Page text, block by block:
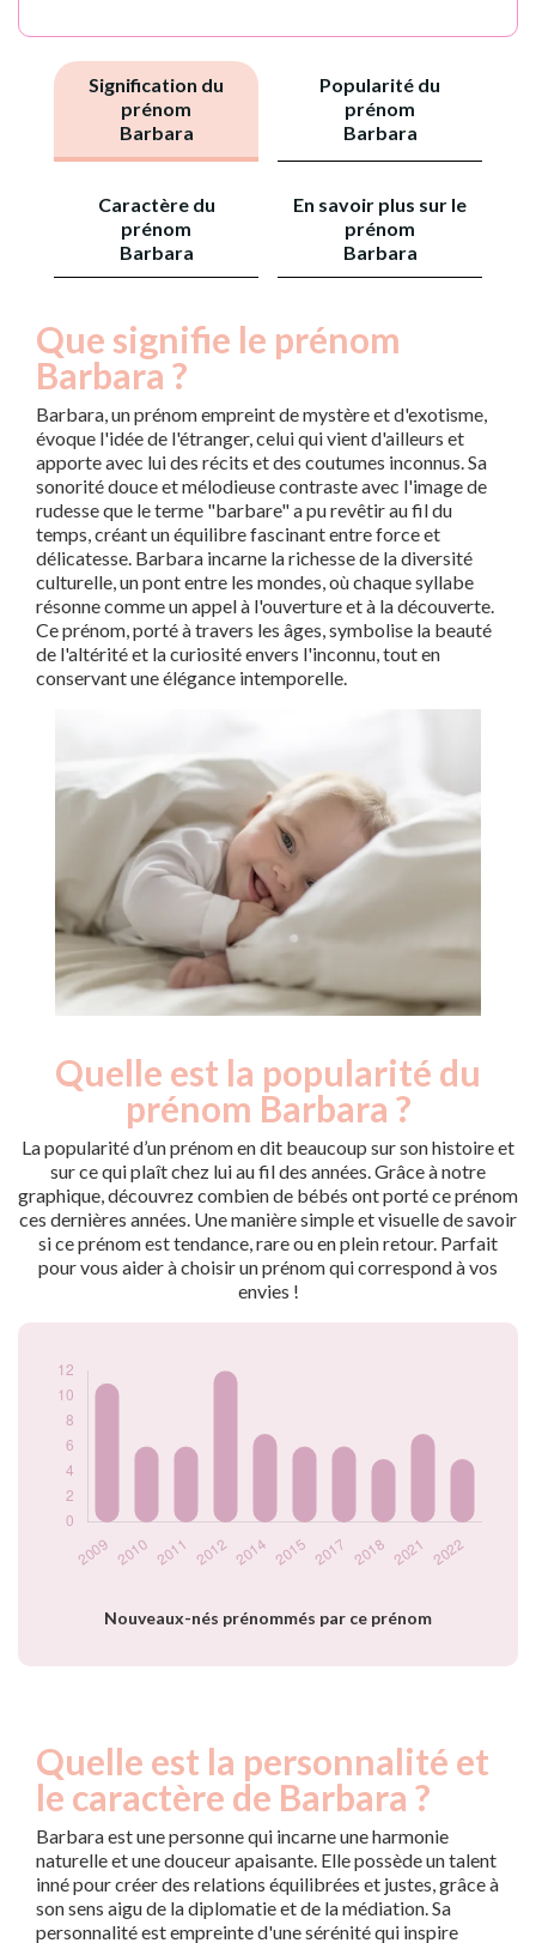
Signification du
prénom
Barbara
Popularité du
prénom
Barbara
Caractère du
prénom
Barbara
En savoir plus sur le
prénom
Barbara
Que signifie le prénom
Barbara ?
Barbara, un prénom empreint de mystère et d'exotisme,
évoque l'idée de l'étranger, celui qui vient d'ailleurs et
apporte avec lui des récits et des coutumes inconnus. Sa
sonorité douce et mélodieuse contraste avec l'image de
rudesse que le terme "barbare" a pu revêtir au fil du
temps, créant un équilibre fascinant entre force et
délicatesse. Barbara incarne la richesse de la diversité
culturelle, un pont entre les mondes, où chaque syllabe
résonne comme un appel à l'ouverture et à la découverte.
Ce prénom, porté à travers les âges, symbolise la beauté
de l'altérité et la curiosité envers l'inconnu, tout en
conservant une élégance intemporelle.
Quelle est la popularité du
prénom Barbara ?
La popularité d’un prénom en dit beaucoup sur son histoire et
sur ce qui plaît chez lui au fil des années. Grâce à notre
graphique, découvrez combien de bébés ont porté ce prénom
ces dernières années. Une manière simple et visuelle de savoir
si ce prénom est tendance, rare ou en plein retour. Parfait
pour vous aider à choisir un prénom qui correspond à vos
envies !
Nouveaux-nés prénommés par ce prénom
Popularité du
prénom Barbara
par année
Année
Nouveaux-
nés
2010
6
2011
6
2012
12
2014
7
2015
6
2017
6
Quelle est la personnalité et
le caractère de Barbara ?
Barbara est une personne qui incarne une harmonie
naturelle et une douceur apaisante. Elle possède un talent
inné pour créer des relations équilibrées et justes, grâce à
son sens aigu de la diplomatie et de la médiation. Sa
personnalité est empreinte d'une sérénité qui inspire